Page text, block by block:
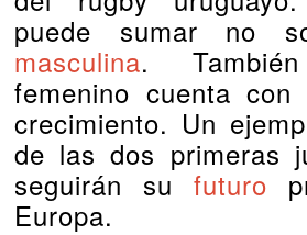
puede sumar no
masculina.
femenino cuenta con
crecimiento. Un
de las dos primeras
seguirán su futuro
Europa.